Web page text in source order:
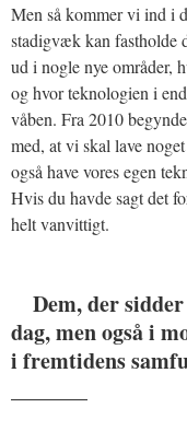
Men så kommer vi ind i
stadigvæk kan fastholde
ud i nogle nye områder,
og hvor teknologien i
våben. Fra 2010
med, at vi skal lave
også have vores egen
Hvis du havde sagt det
helt vanvittigt.
Dem, der
dag, men også i
i fremtidens